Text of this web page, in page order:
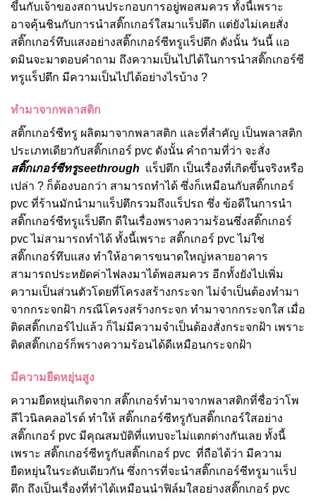
ขึ้นกับเจ้าของสถานประกอบการอยู่พอสมควร ทั้งนี้เพราะ
อาจคุ้นชินกับการนำสติ๊กเกอร์ใสมาแร็ปตึก แต่ยังไม่เคยสั่ง
สติ๊กเกอร์ทึบแสงอย่างสติ๊กเกอร์ซีทรูแร็ปตึก ดังนั้น วันนี้ แอ
ดมินจะมาตอบคำถาม ถึงความเป็นไปได้ในการนำสติ๊กเกอร์ซี
ทรูแร็ปตึก มีความเป็นไปได้อย่างไรบ้าง ?
ทำมาจากพลาสติก
สติ๊กเกอร์ซีทรู ผลิตมาจากพลาสติก และที่สำคัญ เป็นพลาสติก
ประเภทเดียวกับสติ๊กเกอร์ pvc ดังนั้น คำถามที่ว่า จะสั่ง
สติ๊กเกอร์ซีทรูseethrough แร็ปตึก เป็นเรื่องที่เกิดขึ้นจริงหรือ
เปล่า ? ก็ต้องบอกว่า สามารถทำได้ ซึ่งก็เหมือนกับสติ๊กเกอร์
pvc ที่ร้านมักนำมาแร็ปตึกรวมถึงแร็ปรถ ซึ่ง ข้อดีในการนำ
สติ๊กเกอร์ซีทรูแร็ปตึก ดีในเรื่องพรางความร้อนซึ่งสติ๊กเกอร์
pvc ไม่สามารถทำได้ ทั้งนี้เพราะ สติ๊กเกอร์ pvc ไม่ใช่
สติ๊กเกอร์ทึบแสง ทำให้อาคารขนาดใหญ่หลายอาคาร
สามารถประหยัดค่าไฟลงมาได้พอสมควร อีกทั้งยังไปเพิ่ม
ความเป็นส่วนตัวโดยที่โครงสร้างกระจก ไม่จำเป็นต้องทำมา
จากกระจกฝ้า กรณีโครงสร้างกระจก ทำมาจากกระจกใส เมื่อ
ติดสติ๊กเกอร์ไปแล้ว ก็ไม่มีความจำเป็นต้องสั่งกระจกฝ้า เพราะ
ติดสติ๊กเกอร์ก็พรางความร้อนได้ดีเหมือนกระจกฝ้า
มีความยืดหยุ่นสูง
ความยืดหยุ่นเกิดจาก สติ๊กเกอร์ทำมาจากพลาสติกที่ชื่อว่าโพ
ลีไวนิลคลอไรด์ ทำให้ สติ๊กเกอร์ซีทรูกับสติ๊กเกอร์ใสอย่าง
สติ๊กเกอร์ pvc มีคุณสมบัติที่แทบจะไม่แตกต่างกันเลย ทั้งนี้
เพราะ สติ๊กเกอร์ซีทรูกับสติ๊กเกอร์ pvc ที่ถือได้ว่า มีความ
ยืดหยุ่นในระดับเดียวกัน ซึ่งการที่จะนำสติ๊กเกอร์ซีทรูมาแร็ป
ตึก ถึงเป็นเรื่องที่ทำได้เหมือนนำฟิล์มใสอย่างสติ๊กเกอร์ pvc